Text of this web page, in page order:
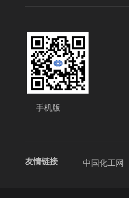
手机版
友情链接 中国化工网